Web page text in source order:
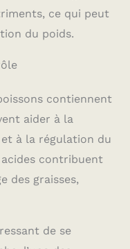
ce qui peut
du poids.
contiennent
aider à la
et à la régulation du
acides contribuent
des graisses,
de se